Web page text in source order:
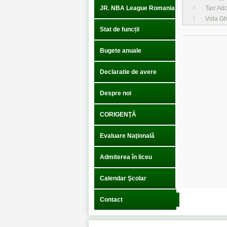
JR. NBA League Romania
Stat de funcții
Bugete anuale
Declaratie de avere
Despre noi
CORIGENŢĂ
Evaluare Naţională
Admiterea în liceu
Calendar Şcolar
Contact
4 Tarr
5 Vida